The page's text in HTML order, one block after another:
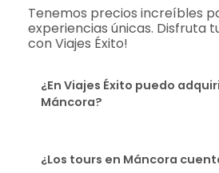
Tenemos precios increíbles
experiencias únicas. Disfruta
con Viajes Éxito!
¿En Viajes Éxito puedo
Máncora?
¿Los tours en Máncora